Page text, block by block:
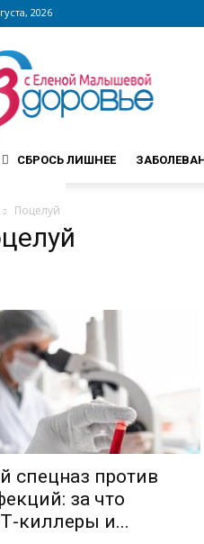
2026
СБРОСЬ ЛИШНЕЕ
Поцелуй
спецназ против
за что
киллеры и...